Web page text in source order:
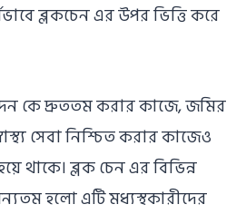
ব্লকচেন এর উপর ভিত্তি করে
কে দ্রুততম করার কাজে, জমির
সেবা নিশ্চিত করার কাজেও
থাকে। ব্লক চেন এর বিভিন্ন
হলো এটি মধ্যস্থকারীদের